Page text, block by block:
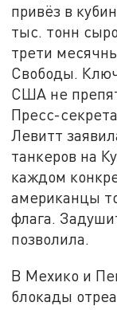
привёз в
тыс. тонн
трети
Свободы.
США не
Пресс-
Левитт
танкеров на
каждом
американцы
флага.
позволила.
В Мехико и
блокады